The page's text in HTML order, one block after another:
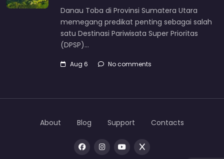
Danau Toba di Provinsi Sumatera Utara
memegang predikat penting sebagai salah
satu Destinasi Pariwisata Super Prioritas
(DPSP)…
Aug 6 No comments
About Blog Support Contacts